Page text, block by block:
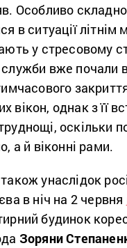
Особливо складно
в ситуації
у стресовому
вже почали
вікон, однак з її
оскільки
а й віконні рами.
унаслідок
в ніч на 2 червня
будинок
Зоряни